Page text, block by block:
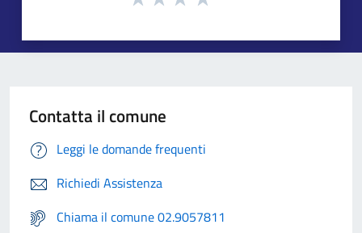
Contatta il comune
Leggi le domande frequenti
Richiedi Assistenza
Chiama il comune 02.9057811